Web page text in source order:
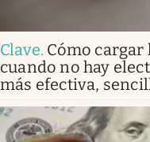
Clave. Cómo
cuando no hay
más efectiva,